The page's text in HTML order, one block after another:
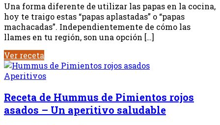
Una forma diferente de utilizar las papas en la cocina,
hoy te traigo estas “papas aplastadas” o “papas
machacadas”. Independientemente de cómo las
llames en tu región, son una opción […]
Ver receta
Aperitivos
Receta de Hummus de Pimientos rojos
asados – Un aperitivo saludable